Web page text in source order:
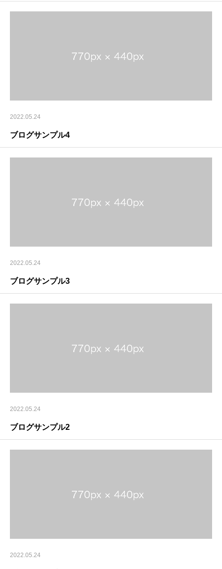
2022.05.24
ブログサンプル4
2022.05.24
ブログサンプル3
2022.05.24
ブログサンプル2
2022.05.24